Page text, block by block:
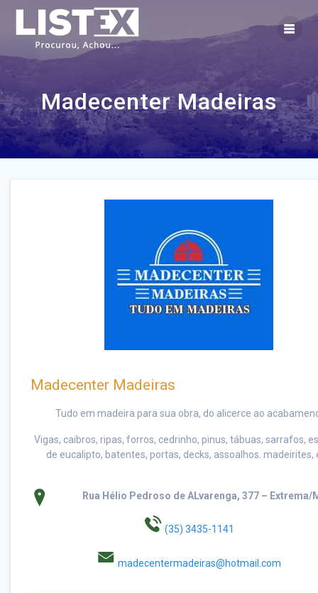
content
Madecenter Madeiras
Madecenter Madeiras
Tudo em madeira para sua obra, do alicerce ao
Vigas, caibros, ripas, forros, cedrinho, pinus, tábuas, sarrafos,
de eucalipto, batentes, portas, decks, assoalhos. madeirites,
Rua Hélio Pedroso de ALvarenga, 377 – Extrema/
(35) 3435-1141
madecentermadeiras@hotmail.com